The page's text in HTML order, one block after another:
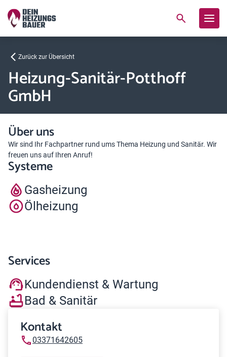
Zurück zur Übersicht
Heizung-Sanitär-Potthoff
GmbH
Über uns
Wir sind Ihr Fachpartner rund ums Thema Heizung und Sanitär. Wir
freuen uns auf Ihren Anruf!
Systeme
Gasheizung
Ölheizung
Services
Kundendienst & Wartung
Bad & Sanitär
Kontakt
03371642605